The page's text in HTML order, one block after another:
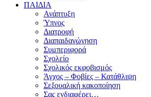
ΠΑΙΔΙΑ
Ανάπτυξη
Ύπνος
Διατροφή
Διαπαιδαγώγηση
Συμπεριφορά
Σχολείο
Σχολικός εκφοβισμός
Άγχος – Φοβίες – Κατάθλιψη
Σεξουαλική κακοποίηση
Σας ενδιαφέρει…